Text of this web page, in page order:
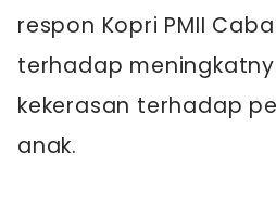
respon Kopri PMII
terhadap
kekerasan terhadap
anak.